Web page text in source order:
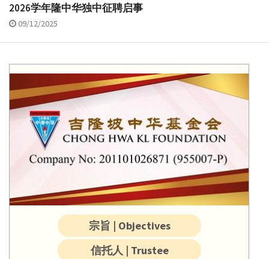
2026学年隆中华独中征聘启事
09/12/2025
宗旨 | Objectives
信托人 | Trustee